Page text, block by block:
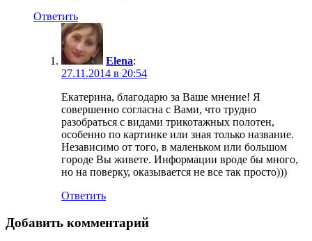
Ответить
Elena:
27.11.2014 в 20:54
Екатерина, благодарю за Ваше мнение! Я
совершенно согласна с Вами, что трудно
разобраться с видами трикотажных полотен,
особенно по картинке или зная только название.
Независимо от того, в маленьком или большом
городе Вы живете. Информации вроде бы много,
но на поверку, оказывается не все так просто)))
Ответить
Добавить комментарий